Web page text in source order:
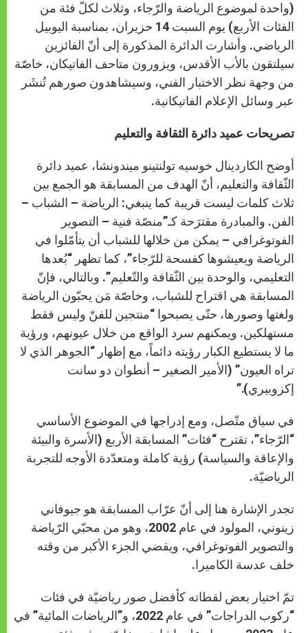
(واحدة لموضوع الرياضة والرّجاء، وثلاث لكلّ فئة من
الفئات الأربع) يوم السبت 14 حزيران، بمناسبة اليوبيل
الرياضي. وأشارت الدائرة المذكورة إلى أنّ الفائزين
سيلتقون بالأب الأقدس، ويزورون متاحف الفاتيكان، خاصّة
من وجهة نظر الاختبار الفني، وسيشاهدون صورهم تُنشَر
عبر وسائل الإعلام الفاتيكانية.
تصريحات عميد دائرة الثقافة والتعليم
أوضح الكاردينال خوسيه تولنتينو ميندونشا، عميد دائرة
الثّقافة والتعليم، أنّ الهدف من المسابقة هو الجمع بين
ثلاث كلمات ليست قريبة كما ينبغي: الرياضة – الشباب –
الفن. والمبادرة مقترَحة كـ”منصّة فنية – التصوير
الفوتوغرافي – يمكن من خلالها للشباب أن يتأمّلوا في
الرياضة ويعيشوها كفسحة للرّجاء”، كما تظهر “بُعدها
التعليمي، والوحدة بين الثّقافة والتّعليم”. وبالتالي، فإنّ
المسابقة هي اقتراح للشباب، وخاصّة مَن يحبّون الرياضة
ولغتها وصورها، حتّى يصبحوا “منتجين للفنّ وليس فقط
مستهلكين. ويمكنهم سرد الواقع من خلال عيونهم، ورؤية
ما لا يستطيع الكبار رؤيته دائماً، مع إظهار “الجوهر الذي لا
تراه العيون” (الأمير الصغير – أنطوان دو سانت
إكزوبيري).”
في سياق متّصل، ومع إدراجها في الموضوع الأساسي
“الرّجاء”، تقترح “فئات” المسابقة الأربع (الأسرة والبيئة
والإعاقة والسياسة) رؤية كاملة ومتعدّدة الأوجه للتجربة
الرياضيّة.
تجدر الإشارة هنا إلى أنّ عرّاب المسابقة هو جيوفاني
زينوني، المولود في عام 2002، وهو من محبّي الرّياضة
والتصوير الفوتوغرافي، ويقضي الجزء الأكبر من وقته
خلف عدسة الكاميرا.
تمّ اختيار بعض لقطاته كأفضل صور رياضيّة في فئات
“ركوب الدراجات” في عام 2022، و”الرياضات المائية” في